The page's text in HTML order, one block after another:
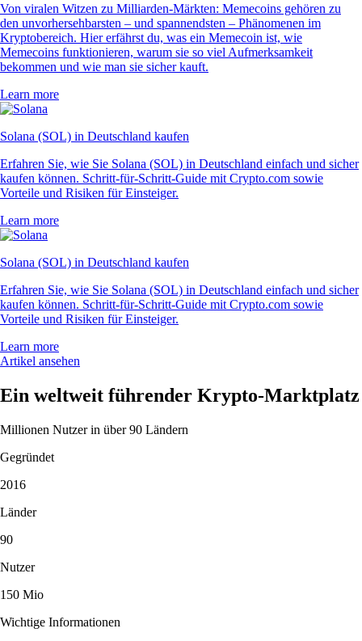
Von viralen Witzen zu Milliarden-Märkten: Memecoins gehören zu
den unvorhersehbarsten – und spannendsten – Phänomenen im
Kryptobereich. Hier erfährst du, was ein Memecoin ist, wie
Memecoins funktionieren, warum sie so viel Aufmerksamkeit
bekommen und wie man sie sicher kauft.
Learn more
Solana (SOL) in Deutschland kaufen
Erfahren Sie, wie Sie Solana (SOL) in Deutschland einfach und sicher
kaufen können. Schritt-für-Schritt-Guide mit Crypto.com sowie
Vorteile und Risiken für Einsteiger.
Learn more
Solana (SOL) in Deutschland kaufen
Erfahren Sie, wie Sie Solana (SOL) in Deutschland einfach und sicher
kaufen können. Schritt-für-Schritt-Guide mit Crypto.com sowie
Vorteile und Risiken für Einsteiger.
Learn more
Artikel ansehen
Ein weltweit führender Krypto-Marktplatz
Millionen Nutzer in über 90 Ländern
Gegründet
2016
Länder
90
Nutzer
150 Mio
Wichtige Informationen